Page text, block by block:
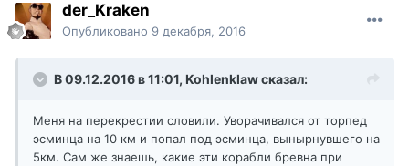
der_Kraken
Опубликовано 9 декабря, 2016
В 09.12.2016 в 11:01, Kohlenklawсказал:
Меня на перекрестии словили. Уворачивался от торпед
эсминца на 10 км и попал под эсминца, вынырнувшего на
5км. Сам же знаешь, какие эти корабли бревна при